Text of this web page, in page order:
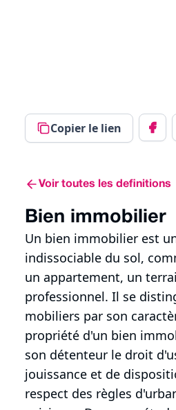
Copier le lien
Voir toutes les definitions
Bien immobilier
Un bien immobilier est
indissociable du sol,
un appartement, un
professionnel. Il se
mobiliers par son
propriété d'un bien
son détenteur le droit
jouissance et de
respect des règles